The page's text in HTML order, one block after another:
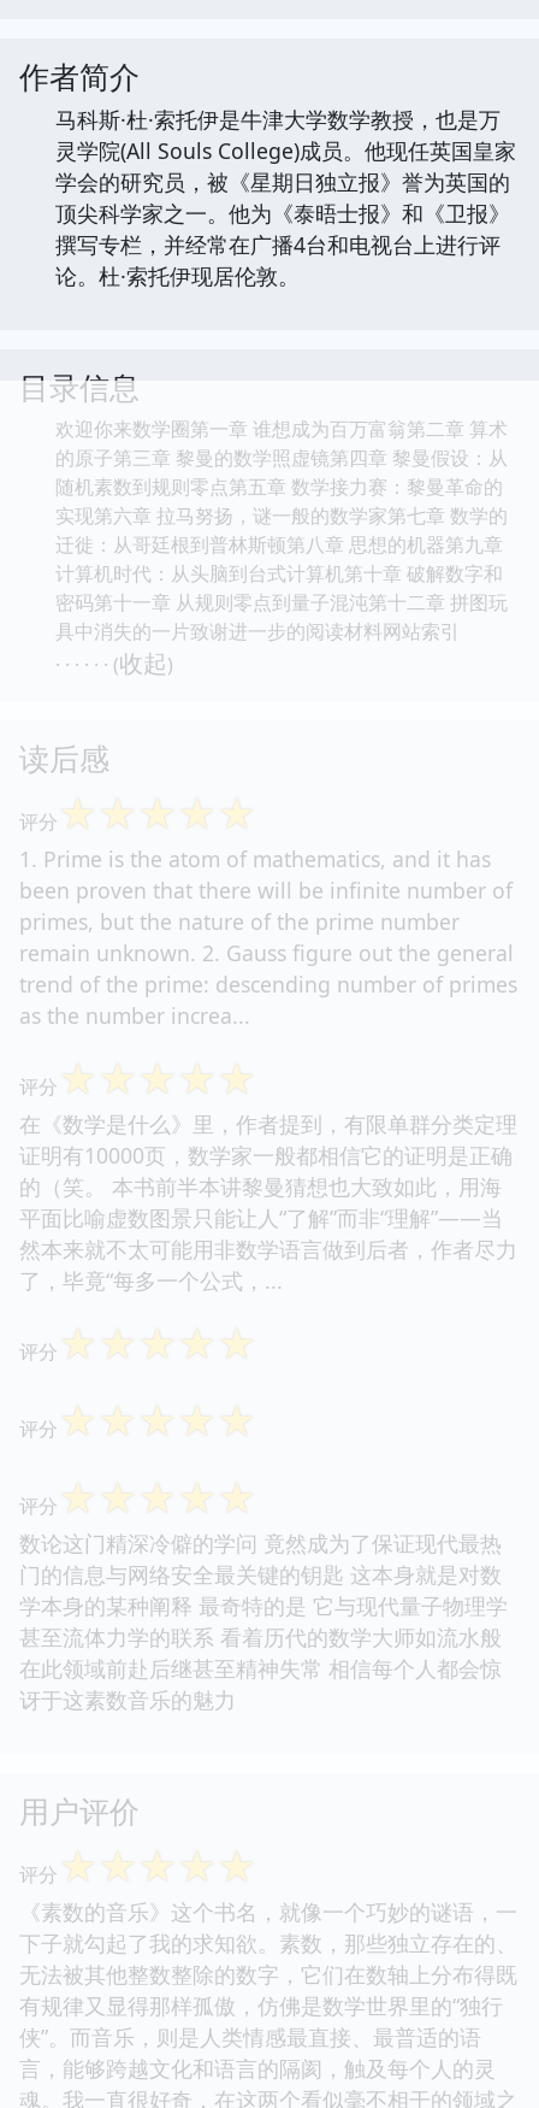
作者简介
马科斯·杜·索托伊是牛津大学数学教授，也是万
灵学院(All Souls College)成员。他现任英国皇家
学会的研究员，被《星期日独立报》誉为英国的
顶尖科学家之一。他为《泰晤士报》和《卫报》
撰写专栏，并经常在广播4台和电视台上进行评
论。杜·索托伊现居伦敦。
目录信息
欢迎你来数学圈第一章 谁想成为百万富翁第二章 算术
的原子第三章 黎曼的数学照虚镜第四章 黎曼假设：从
随机素数到规则零点第五章 数学接力赛：黎曼革命的
实现第六章 拉马努扬，谜一般的数学家第七章 数学的
迁徙：从哥廷根到普林斯顿第八章 思想的机器第九章
计算机时代：从头脑到台式计算机第十章 破解数字和
密码第十一章 从规则零点到量子混沌第十二章 拼图玩
具中消失的一片致谢进一步的阅读材料网站索引
· · · · · · (收起)
读后感
评分 ☆☆☆☆☆
1. Prime is the atom of mathematics, and it has
been proven that there will be infinite number of
primes, but the nature of the prime number
remain unknown. 2. Gauss figure out the general
trend of the prime: descending number of primes
as the number increa...
评分 ☆☆☆☆☆
在《数学是什么》里，作者提到，有限单群分类定理
证明有10000页，数学家一般都相信它的证明是正确
的（笑。 本书前半本讲黎曼猜想也大致如此，用海
平面比喻虚数图景只能让人“了解”而非“理解”——当
然本来就不太可能用非数学语言做到后者，作者尽力
了，毕竟“每多一个公式，...
评分 ☆☆☆☆☆
评分 ☆☆☆☆☆
评分 ☆☆☆☆☆
数论这门精深冷僻的学问 竟然成为了保证现代最热
门的信息与网络安全最关键的钥匙 这本身就是对数
学本身的某种阐释 最奇特的是 它与现代量子物理学
甚至流体力学的联系 看着历代的数学大师如流水般
在此领域前赴后继甚至精神失常 相信每个人都会惊
讶于这素数音乐的魅力
用户评价
评分 ☆☆☆☆☆
《素数的音乐》这个书名，就像一个巧妙的谜语，一
下子就勾起了我的求知欲。素数，那些独立存在的、
无法被其他整数整除的数字，它们在数轴上分布得既
有规律又显得那样孤傲，仿佛是数学世界里的“独行
侠”。而音乐，则是人类情感最直接、最普适的语
言，能够跨越文化和语言的隔阂，触及每个人的灵
魂。我一直很好奇，在这两个看似毫不相干的领域之